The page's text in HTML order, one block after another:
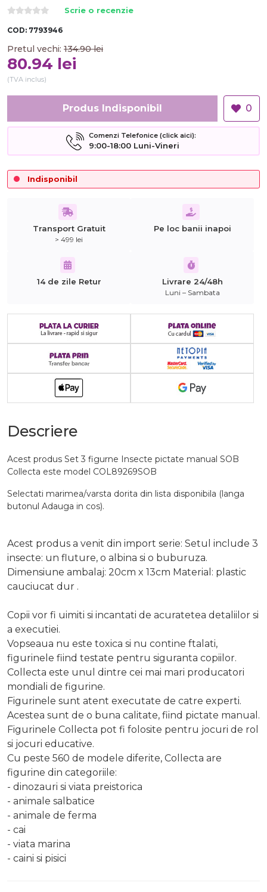
Scrie o recenzie
COD: 7793946
Pretul vechi: 134.90 lei
80.94 lei
(TVA inclus)
Produs Indisponibil 0
Comenzi Telefonice (click aici):
9:00-18:00 Luni-Vineri
Indisponibil
Transport Gratuit
> 499 lei
Pe loc banii inapoi
14 de zile Retur Livrare 24/48h
Luni – Sambata
Descriere
Acest produs Set 3 figurne Insecte pictate manual SOB
Collecta este model COL89269SOB
Selectati marimea/varsta dorita din lista disponibila (langa
butonul Adauga in cos).
Acest produs a venit din import serie: Setul include 3
insecte: un fluture, o albina si o buburuza.
Dimensiune ambalaj: 20cm x 13cm Material: plastic
cauciucat dur .
Copii vor fi uimiti si incantati de acuratetea detaliilor si
a executiei.
Vopseaua nu este toxica si nu contine ftalati,
figurinele fiind testate pentru siguranta copiilor.
Collecta este unul dintre cei mai mari producatori
mondiali de figurine.
Figurinele sunt atent executate de catre experti.
Acestea sunt de o buna calitate, fiind pictate manual.
Figurinele Collecta pot fi folosite pentru jocuri de rol
si jocuri educative.
Cu peste 560 de modele diferite, Collecta are
figurine din categoriile:
- dinozauri si viata preistorica
- animale salbatice
- animale de ferma
- cai
- viata marina
- caini si pisici